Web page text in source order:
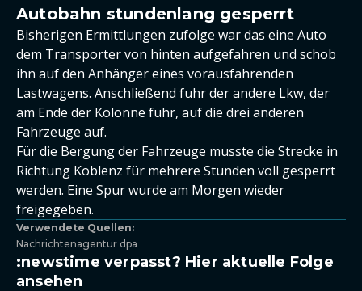
Autobahn stundenlang gesperrt
Bisherigen Ermittlungen zufolge war das eine Auto
dem Transporter von hinten aufgefahren und schob
ihn auf den Anhänger eines vorausfahrenden
Lastwagens. Anschließend fuhr der andere Lkw, der
am Ende der Kolonne fuhr, auf die drei anderen
Fahrzeuge auf.
Für die Bergung der Fahrzeuge musste die Strecke in
Richtung Koblenz für mehrere Stunden voll gesperrt
werden. Eine Spur wurde am Morgen wieder
freigegeben.
Verwendete Quellen:
Nachrichtenagentur dpa
:newstime verpasst? Hier aktuelle Folge
ansehen